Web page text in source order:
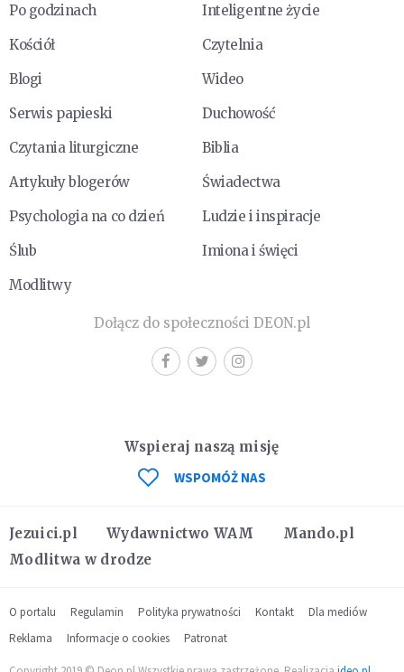
Po godzinach
Inteligentne życie
Kościół
Czytelnia
Blogi
Wideo
Serwis papieski
Duchowość
Czytania liturgiczne
Biblia
Artykuły blogerów
Świadectwa
Psychologia na co dzień
Ludzie i inspiracje
Ślub
Imiona i święci
Modlitwy
Dołącz do społeczności DEON.pl
Jezuici.pl Wydawnictwo WAM
Mando.pl
Modlitwa w drodze
Wspieraj naszą misję
WSPOMÓŻ NAS
O portalu Regulamin Polityka prywatności Kontakt
Dla mediów
Reklama
Informacje o cookies Patronat